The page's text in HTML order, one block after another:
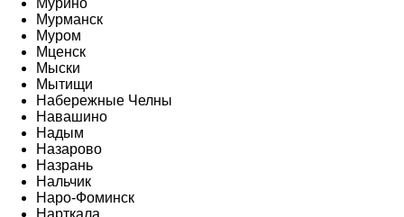
Мурино
Мурманск
Муром
Мценск
Мыски
Мытищи
Набережные Челны
Навашино
Надым
Назарово
Назрань
Нальчик
Наро-Фоминск
Нарткала